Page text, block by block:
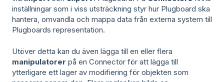
inställningar som i viss utsträckning styr hur Plugboard ska
hantera, omvandla och mappa data från externa system till
Plugboards representation.
Utöver detta kan du även lägga till en eller flera
manipulatorer på en Connector för att lägga till
ytterligare ett lager av modifiering för objekten som